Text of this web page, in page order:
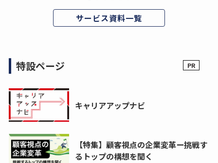
サービス資料一覧
特設ページ
キャリアアップナビ
【特集】顧客視点の企業変革ー挑戦す
るトップの構想を聞く